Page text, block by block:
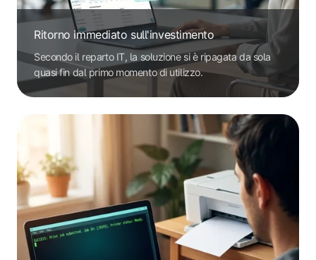
Ritorno immediato sull'investimento
Secondo il reparto IT, la soluzione si è ripagata da sola
quasi fin dal primo momento di utilizzo.